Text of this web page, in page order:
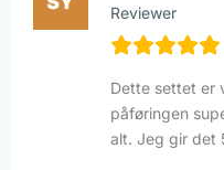
Reviewer
Dette settet er
påføringen
alt. Jeg gir det